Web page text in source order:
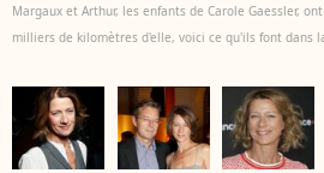
Margaux et Arthur, les enfants de Carole Gaessler,
milliers de kilomètres d'elle, voici ce qu'ils font dans